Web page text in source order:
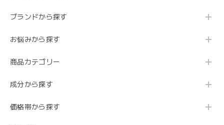
ブランドから探す
お悩みから探す
商品カテゴリー
成分から探す
価格帯から探す